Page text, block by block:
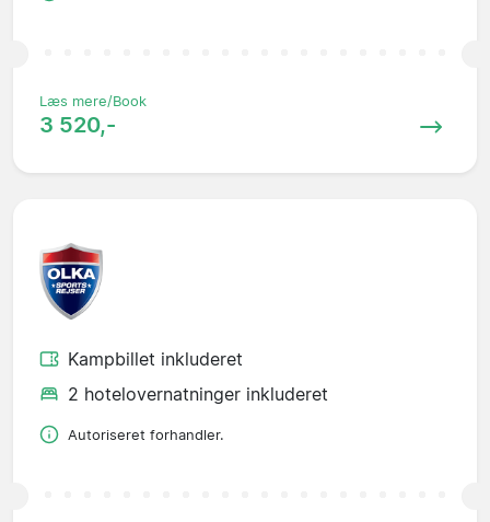
Læs mere/Book
3 520,-
Kampbillet inkluderet
2 hotelovernatninger inkluderet
Autoriseret forhandler.